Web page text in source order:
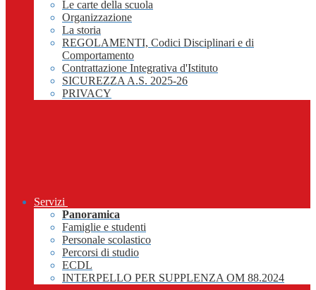
Le carte della scuola
Organizzazione
La storia
REGOLAMENTI, Codici Disciplinari e di
Comportamento
Contrattazione Integrativa d'Istituto
SICUREZZA A.S. 2025-26
PRIVACY
Servizi
Panoramica
Famiglie e studenti
Personale scolastico
Percorsi di studio
ECDL
INTERPELLO PER SUPPLENZA OM 88.2024